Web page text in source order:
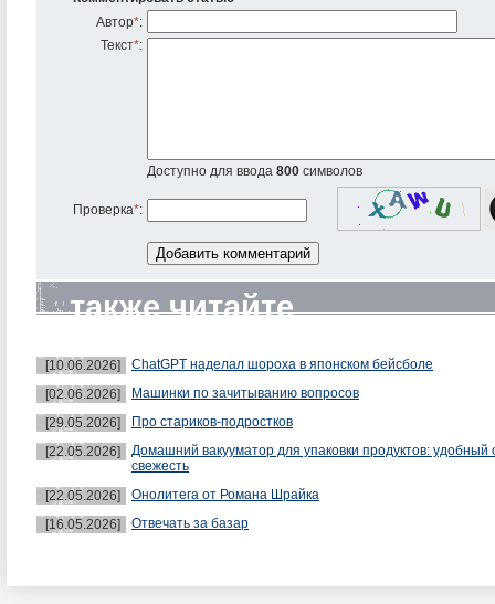
Автор*:
Текст*:
Доступно для ввода 800 символов
Проверка*:
также читайте
[10.06.2026]
ChatGPT наделал шороха в японском бейсболе
[02.06.2026]
Машинки по зачитыванию вопросов
[29.05.2026]
Про стариков-подростков
[22.05.2026]
Домашний вакууматор для упаковки продуктов: удобный
свежесть
[22.05.2026]
Онолитега от Романа Шрайка
[16.05.2026]
Отвечать за базар